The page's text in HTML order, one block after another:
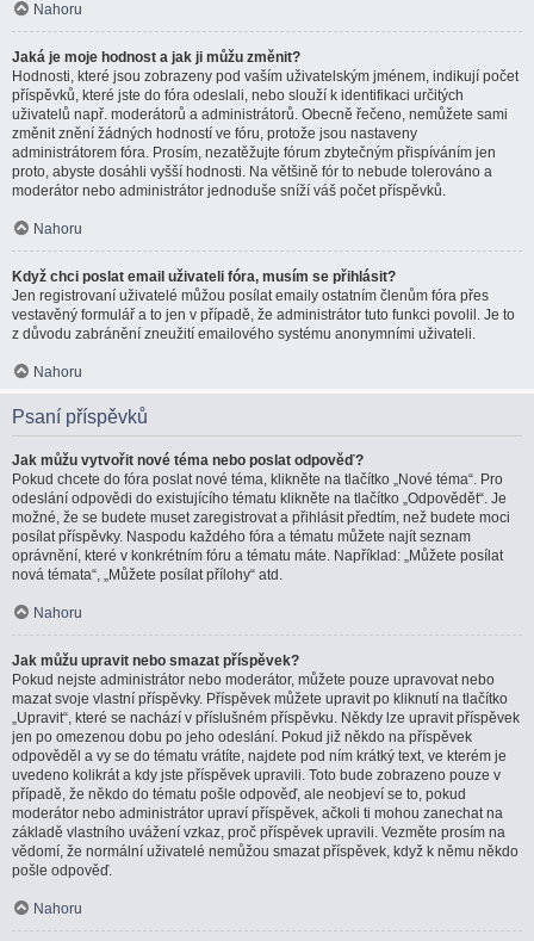
Nahoru
Jaká je moje hodnost a jak ji můžu změnit?
Hodnosti, které jsou zobrazeny pod vaším uživatelským jménem, indikují počet
příspěvků, které jste do fóra odeslali, nebo slouží k identifikaci určitých
uživatelů např. moderátorů a administrátorů. Obecně řečeno, nemůžete sami
změnit znění žádných hodností ve fóru, protože jsou nastaveny
administrátorem fóra. Prosím, nezatěžujte fórum zbytečným přispíváním jen
proto, abyste dosáhli vyšší hodnosti. Na většině fór to nebude tolerováno a
moderátor nebo administrátor jednoduše sníží váš počet příspěvků.
Nahoru
Když chci poslat email uživateli fóra, musím se přihlásit?
Jen registrovaní uživatelé můžou posílat emaily ostatním členům fóra přes
vestavěný formulář a to jen v případě, že administrátor tuto funkci povolil. Je to
z důvodu zabránění zneužití emailového systému anonymními uživateli.
Nahoru
Psaní příspěvků
Jak můžu vytvořit nové téma nebo poslat odpověď?
Pokud chcete do fóra poslat nové téma, klikněte na tlačítko „Nové téma“. Pro
odeslání odpovědi do existujícího tématu klikněte na tlačítko „Odpovědět“. Je
možné, že se budete muset zaregistrovat a přihlásit předtím, než budete moci
posílat příspěvky. Naspodu každého fóra a tématu můžete najít seznam
oprávnění, které v konkrétním fóru a tématu máte. Například: „Můžete posílat
nová témata“, „Můžete posílat přílohy“ atd.
Nahoru
Jak můžu upravit nebo smazat příspěvek?
Pokud nejste administrátor nebo moderátor, můžete pouze upravovat nebo
mazat svoje vlastní příspěvky. Příspěvek můžete upravit po kliknutí na tlačítko
„Upravit“, které se nachází v příslušném příspěvku. Někdy lze upravit příspěvek
jen po omezenou dobu po jeho odeslání. Pokud již někdo na příspěvek
odpověděl a vy se do tématu vrátíte, najdete pod ním krátký text, ve kterém je
uvedeno kolikrát a kdy jste příspěvek upravili. Toto bude zobrazeno pouze v
případě, že někdo do tématu pošle odpověď, ale neobjeví se to, pokud
moderátor nebo administrátor upraví příspěvek, ačkoli ti mohou zanechat na
základě vlastního uvážení vzkaz, proč příspěvek upravili. Vezměte prosím na
vědomí, že normální uživatelé nemůžou smazat příspěvek, když k němu někdo
pošle odpověď.
Nahoru